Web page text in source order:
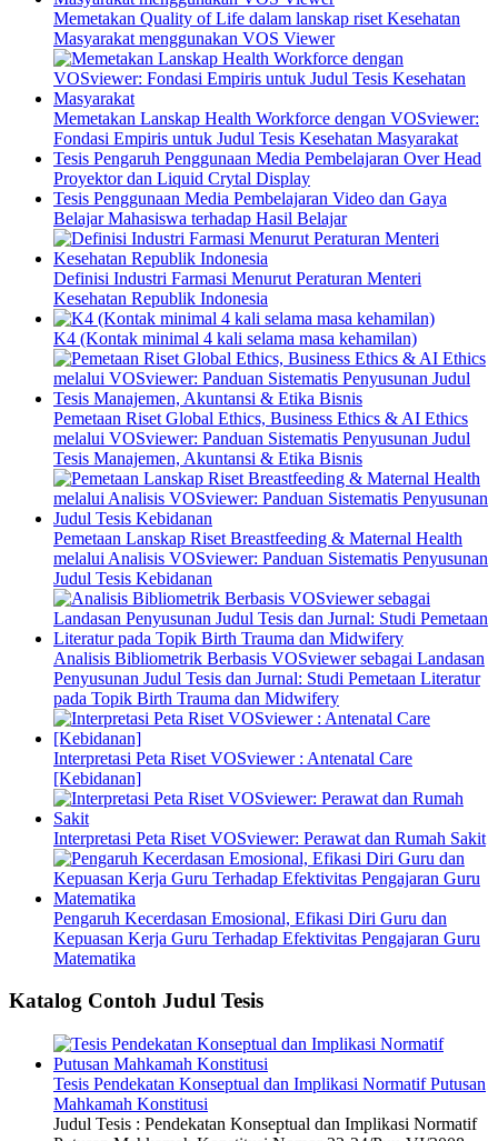
Memetakan Quality of Life dalam lanskap riset Kesehatan
Masyarakat menggunakan VOS Viewer
Memetakan Lanskap Health Workforce dengan VOSviewer:
Fondasi Empiris untuk Judul Tesis Kesehatan Masyarakat
Tesis Pengaruh Penggunaan Media Pembelajaran Over Head
Proyektor dan Liquid Crytal Display
Tesis Penggunaan Media Pembelajaran Video dan Gaya
Belajar Mahasiswa terhadap Hasil Belajar
Definisi Industri Farmasi Menurut Peraturan Menteri
Kesehatan Republik Indonesia
K4 (Kontak minimal 4 kali selama masa kehamilan)
Pemetaan Riset Global Ethics, Business Ethics & AI Ethics
melalui VOSviewer: Panduan Sistematis Penyusunan Judul
Tesis Manajemen, Akuntansi & Etika Bisnis
Pemetaan Lanskap Riset Breastfeeding & Maternal Health
melalui Analisis VOSviewer: Panduan Sistematis Penyusunan
Judul Tesis Kebidanan
Analisis Bibliometrik Berbasis VOSviewer sebagai Landasan
Penyusunan Judul Tesis dan Jurnal: Studi Pemetaan Literatur
pada Topik Birth Trauma dan Midwifery
Interpretasi Peta Riset VOSviewer : Antenatal Care
[Kebidanan]
Interpretasi Peta Riset VOSviewer: Perawat dan Rumah Sakit
Pengaruh Kecerdasan Emosional, Efikasi Diri Guru dan
Kepuasan Kerja Guru Terhadap Efektivitas Pengajaran Guru
Matematika
Katalog Contoh Judul Tesis
Tesis Pendekatan Konseptual dan Implikasi Normatif Putusan
Mahkamah Konstitusi
Judul Tesis : Pendekatan Konseptual dan Implikasi Normatif